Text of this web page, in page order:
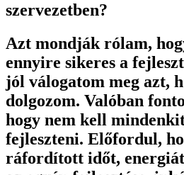
szervezetben?
Azt mondják rólam,
ennyire sikeres a
jól válogatom meg azt,
dolgozom. Valóban
hogy nem kell
fejleszteni. Előfordul,
ráfordított időt,